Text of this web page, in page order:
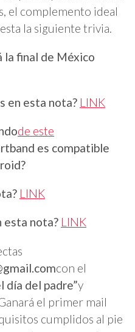
el complemento ideal
la siguiente trivia.
la final de México
en esta nota? LINK
de este
es compatible
LINK
esta nota? LINK
con el
día del padre”y
el primer mail
cumplidos al pie